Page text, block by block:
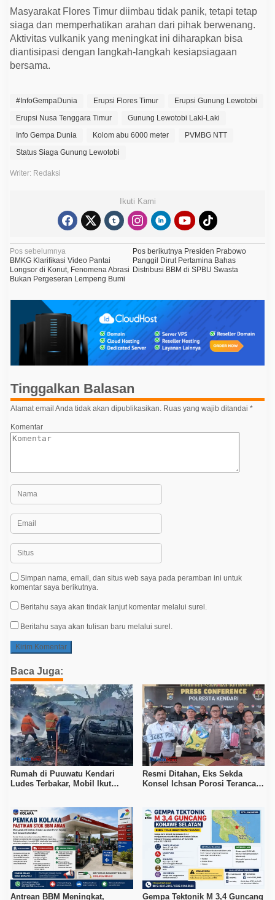
r
Masyarakat Flores Timur diimbau tidak panik, tetapi tetap
siaga dan memperhatikan arahan dari pihak berwenang.
Aktivitas vulkanik yang meningkat ini diharapkan bisa
diantisipasi dengan langkah-langkah kesiapsiagaan
bersama.
#InfoGempaDunia Erupsi Flores Timur
Erupsi Gunung Lewotobi
Erupsi Nusa Tenggara Timur
Gunung Lewotobi Laki-Laki
Info Gempa Dunia
Kolom abu 6000 meter
PVMBG NTT
Status Siaga Gunung Lewotobi
Writer: Redaksi
Ikuti Kami
N
a
v
i
i
p
o
s
Pos sebelumnya
BMKG Klarifikasi Video Pantai
Longsor di Konut, Fenomena Abrasi
Bukan Pergeseran Lempeng Bumi
Pos berikutnyaPresiden Prabowo
Panggil Dirut Pertamina Bahas
Distribusi BBM di SPBU Swasta
Tinggalkan Balasan
Alamat email Anda tidak akan dipublikasikan. Ruas yang wajib ditandai *
Komentar
Simpan nama, email, dan situs web saya pada peramban ini untuk
komentar saya berikutnya.
Beritahu saya akan tindak lanjut komentar melalui surel.
Beritahu saya akan tulisan baru melalui surel.
Baca Juga:
Rumah di Puuwatu Kendari
Ludes Terbakar, Mobil Ikut
Resmi Ditahan, Eks Sekda
Konsel Ichsan Porosi Terancam
Antrean BBM Meningkat, Gempa Tektonik M 3,4 Guncang